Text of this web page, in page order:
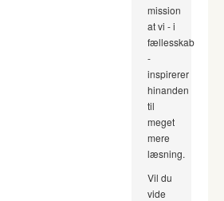
mission
at vi - i
fællesskab
-
inspirerer
hinanden
til
meget
mere
læsning.
Vil du
vide